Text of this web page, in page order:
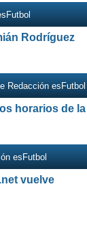
Rodríguez
Redacción esFutbol
horarios de la
esFutbol
vuelve